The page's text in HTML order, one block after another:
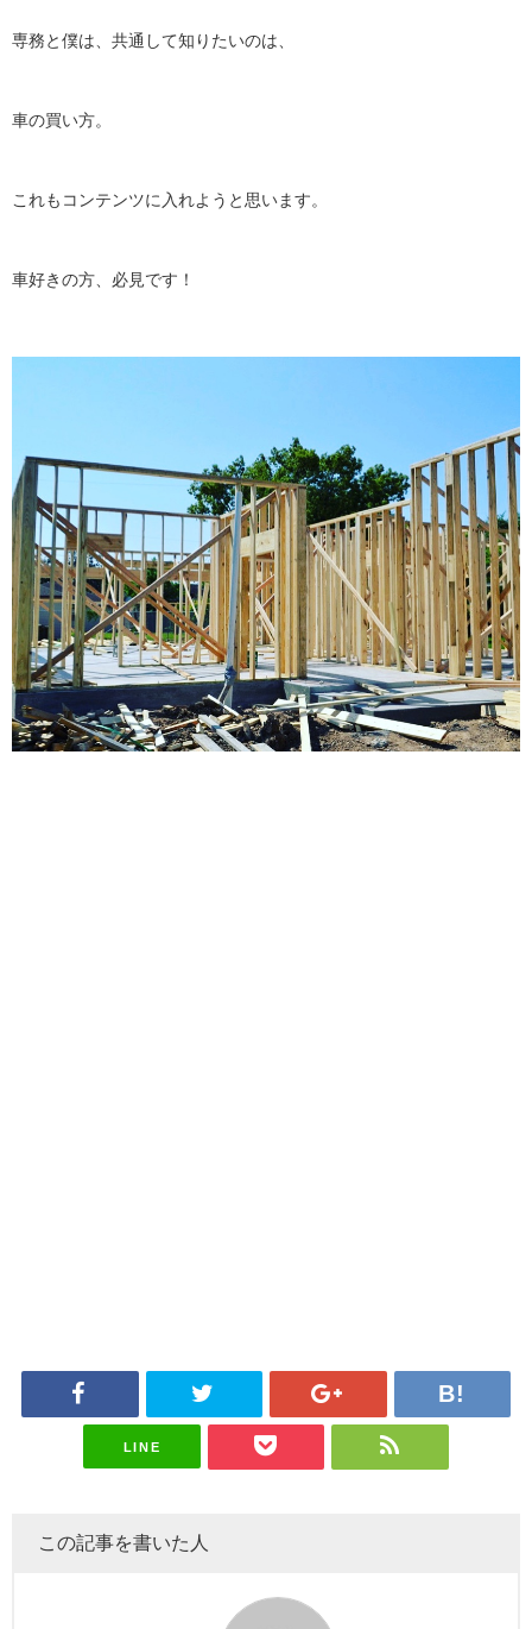
専務と僕は、共通して知りたいのは、
車の買い方。
これもコンテンツに入れようと思います。
車好きの方、必見です！
LINE
この記事を書いた人